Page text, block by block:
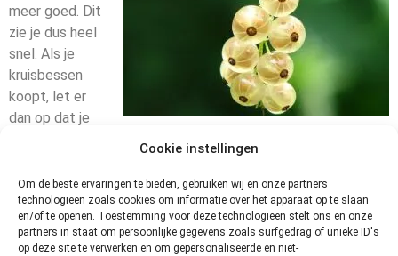
Cookie instellingen
Om de beste ervaringen te bieden, gebruiken wij en onze partners
technologieën zoals cookies om informatie over het apparaat op te slaan
en/of te openen. Toestemming voor deze technologieën stelt ons en onze
partners in staat om persoonlijke gegevens zoals surfgedrag of unieke ID's
op deze site te verwerken en om gepersonaliseerde en niet-
meer goed. Dit
zie je dus heel
snel. Als je
kruisbessen
koopt, let er
dan op dat je
mooie, gave bessen koopt. Beschadigde en beurse bessen
Hoe lang kun je kruisbessen
bewaren?